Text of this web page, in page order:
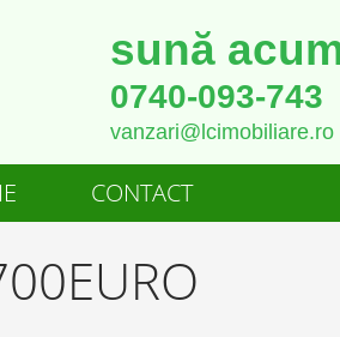
sună
0740-093-743
vanzari@lcimobiliare.ro
CONTACT